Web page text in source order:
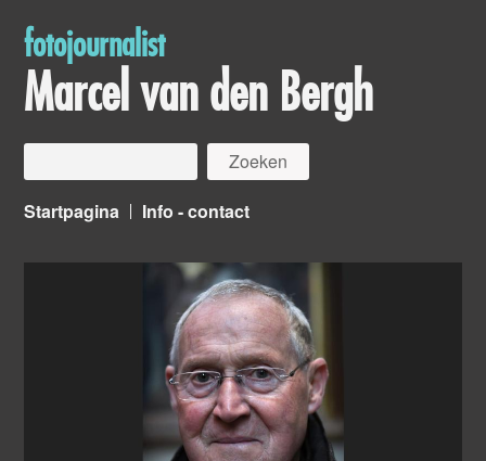
fotojournalist
Marcel van den Bergh
Startpagina Info - contact